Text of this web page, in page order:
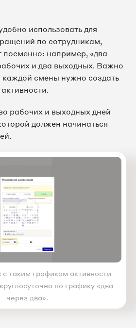
использовать для
по сотрудникам,
посменно: например, «два
и два выходных. Важно
каждой смены нужно создать
рабочих и выходных дней
должен начинаться
таким графиком активности
по графику «два
через два».